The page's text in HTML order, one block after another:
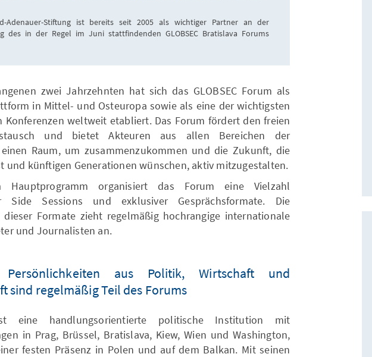
Adenauer-Stiftung ist bereits seit 2005 als wichtiger Partner an der
des in der Regel im Juni stattfindenden GLOBSEC Bratislava Forums
zwei Jahrzehnten hat sich das GLOBSEC Forum als
in Mittel- und Osteuropa sowie als eine der wichtigsten
Konferenzen weltweit etabliert. Das Forum fördert den freien
und bietet Akteuren aus allen Bereichen der
Raum, um zusammenzukommen und die Zukunft, die
und künftigen Generationen wünschen, aktiv mitzugestalten.
Hauptprogramm organisiert das Forum eine Vielzahl
Side Sessions und exklusiver Gesprächsformate. Die
dieser Formate zieht regelmäßig hochrangige internationale
und Journalisten an.
Persönlichkeiten aus Politik, Wirtschaft und
sind regelmäßig Teil des Forums
ist eine handlungsorientierte politische Institution mit
in Prag, Brüssel, Bratislava, Kiew, Wien und Washington,
festen Präsenz in Polen und auf dem Balkan. Mit seinen